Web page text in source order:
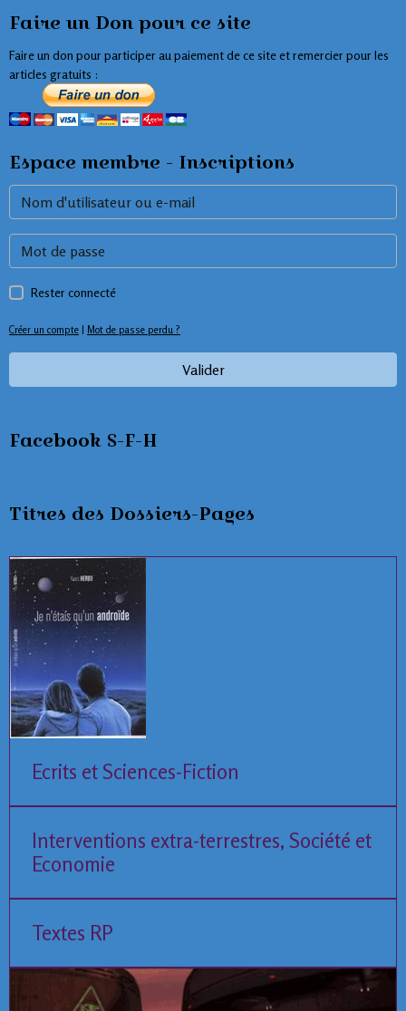
Faire un Don pour ce site
Faire un don pour participer au paiement de ce site et remercier pour les
articles gratuits :
Espace membre - Inscriptions
Rester connecté
Créer un compte | Mot de passe perdu ?
Valider
Facebook S-F-H
Titres des Dossiers-Pages
Ecrits et Sciences-Fiction
Interventions extra-terrestres, Société et
Economie
Textes RP